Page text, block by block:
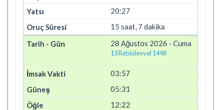
20:27
15 saat, 7 dakika
28 Ağustos 2026 - Cuma
13 Rebiülevvel 1448
03:57
05:31
12:22